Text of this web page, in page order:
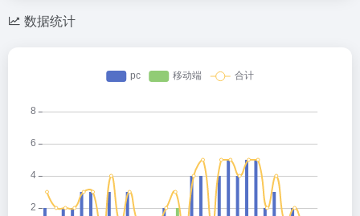
数据统计